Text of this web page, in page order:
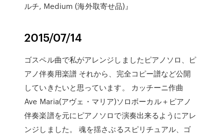
ルチ, Medium (海外取寄せ品)』
2015/07/14
ゴスペル曲で私がアレンジしましたピアノソロ、ピ
アノ伴奏用楽譜 それから、完全コピー譜など公開
していきたいと思っています。 カッチーニ作曲
Ave Maria(アヴェ・マリア)ソロボーカル＋ピアノ
伴奏楽譜を元にピアノソロで演奏出来るようにアレ
ンジしました。 魂を揺さぶるスピリチュアル、ゴ